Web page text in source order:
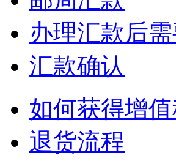
办理汇款后
汇款确认
如何获得增
退货流程